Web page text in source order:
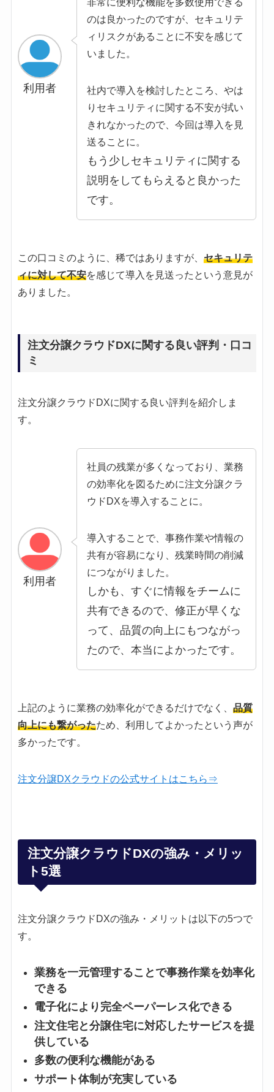
利用者
のは良かったのですが、セキュリテ
ィリスクがあることに不安を感じて
いました。
社内で導入を検討したところ、やは
りセキュリティに関する不安が拭い
きれなかったので、今回は導入を見
送ることに。
もう少しセキュリティに関する
説明をしてもらえると良かった
です。
この口コミのように、稀ではありますが、 セキュリテ
ィに対して不安を感じて導入を見送ったという意見が
ありました。
注文分譲クラウドDXに関する良い評判・口コ
ミ
注文分譲クラウドDXに関する良い評判を紹介しま
す。
利用者
社員の残業が多くなっており、業務
の効率化を図るために注文分譲クラ
ウドDXを導入することに。
導入することで、事務作業や情報の
共有が容易になり、残業時間の削減
につながりました。
しかも、すぐに情報をチームに
共有できるので、修正が早くな
って、品質の向上にもつながっ
たので、本当によかったです。
上記のように業務の効率化ができるだけでなく、 品質
向上にも繋がったため、利用してよかったという声が
多かったです。
注文分譲DXクラウドの公式サイトはこちら⇒
注文分譲クラウドDXの強み・メリッ
ト5選
注文分譲クラウドDXの強み・メリットは以下の5つで
す。
業務を一元管理することで事務作業を効率化
できる
電子化により完全ペーパーレス化できる
注文住宅と分譲住宅に対応したサービスを提
供している
多数の便利な機能がある
サポート体制が充実している